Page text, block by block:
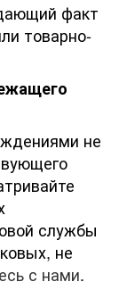
факт
товарно-
не
службы
не
с нами.